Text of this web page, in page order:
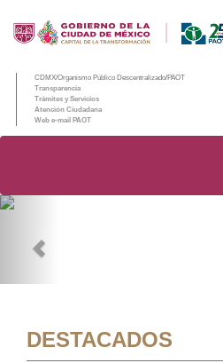
CDMX/Organismo Público Descentralizado/PAOT
Transparencia
Trámites y Servicios
Atención Ciudadana
Web e-mail PAOT
DESTACADOS